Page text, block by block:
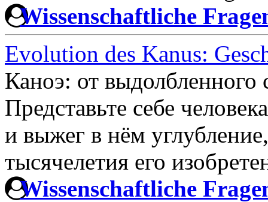
Wissenschaftliche
Evolution des Kanus:
Каноэ: от выдолбленного
Представьте себе
и выжег в нём
тысячелетия его
Wissenschaftliche